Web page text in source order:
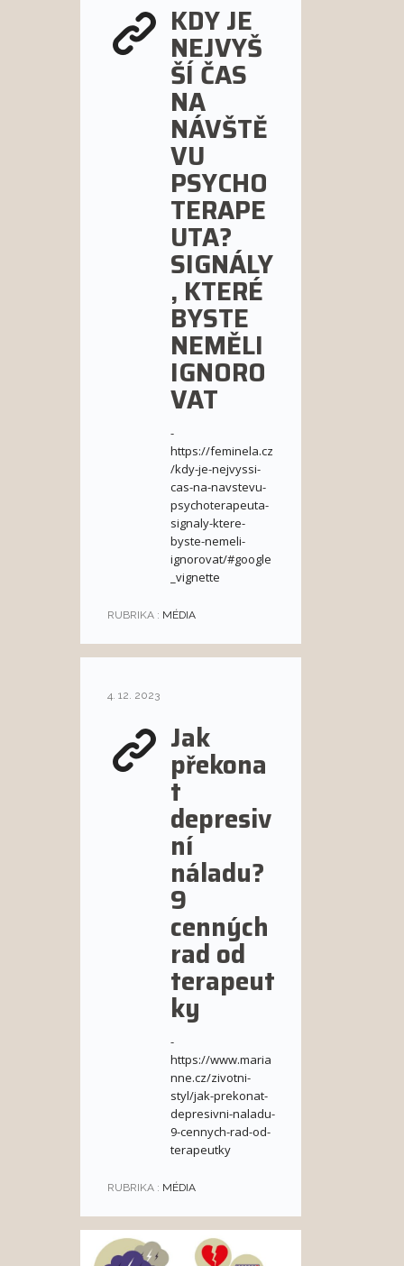
KDY JE
NEJVYŠ
ŠÍ ČAS
NA
NÁVŠTĚ
VU
PSYCHO
TERAPE
UTA?
SIGNÁLY
, KTERÉ
BYSTE
NEMĚLI
IGNORO
VAT
-
https://feminela.cz
/kdy-je-nejvyssi-
cas-na-navstevu-
psychoterapeuta-
signaly-ktere-
byste-nemeli-
ignorovat/#google
_vignette
RUBRIKA : MÉDIA
4. 12. 2023
Jak
překona
t
depresiv
ní
náladu?
9
cenných
rad od
terapeut
ky
-
https://www.maria
nne.cz/zivotni-
styl/jak-prekonat-
depresivni-naladu-
9-cennych-rad-od-
terapeutky
RUBRIKA : MÉDIA